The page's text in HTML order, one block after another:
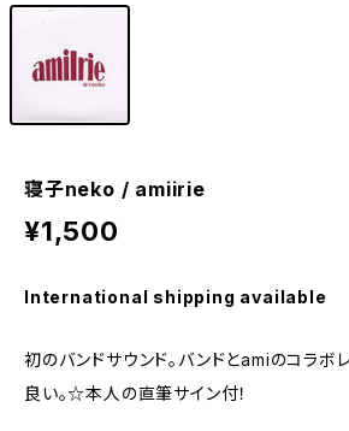
寝子neko / amiirie
¥1,500
International shipping available
初のバンドサウンド。バンドとamiのコラボ
良い。☆本人の直筆サイン付！​